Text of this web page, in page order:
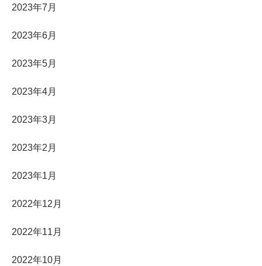
2023年7月
2023年6月
2023年5月
2023年4月
2023年3月
2023年2月
2023年1月
2022年12月
2022年11月
2022年10月